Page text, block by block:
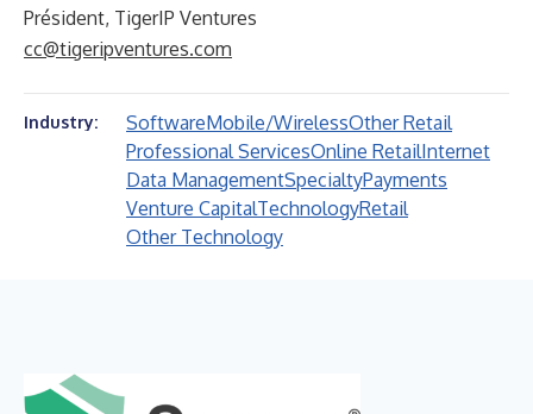
Président, TigerIP Ventures
cc@tigeripventures.com
Industry: SoftwareMobile/WirelessOther Retail
Professional ServicesOnline RetailInternet
Data ManagementSpecialtyPayments
Venture CapitalTechnologyRetail
Other Technology